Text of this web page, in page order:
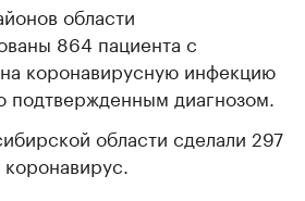
области
864 пациента с
коронавирусную инфекцию
подтвержденным диагнозом.
области сделали 297